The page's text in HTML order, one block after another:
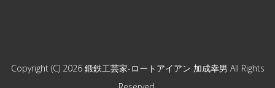
Copyright (C) 2026 鍛鉄工芸家-ロートアイアン 加成幸男 All Rights